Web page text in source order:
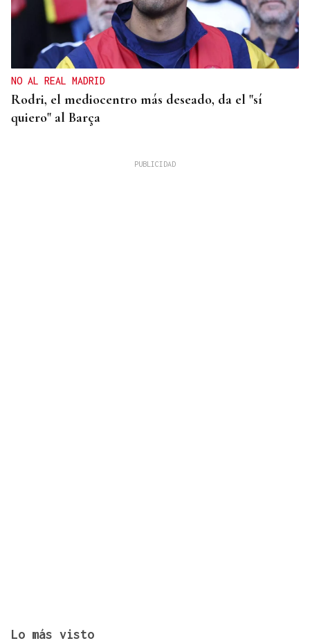
NO AL REAL MADRID
Rodri, el mediocentro más deseado, da el "sí
quiero" al Barça
Lo más visto